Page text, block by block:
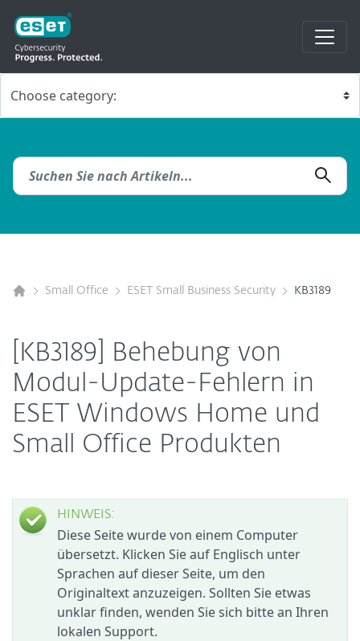
Small Office ESET Small Business Security KB3189
[KB3189] Behebung von
Modul-Update-Fehlern in
ESET Windows Home und
Small Office Produkten
HINWEIS:
Diese Seite wurde von einem Computer
übersetzt. Klicken Sie auf Englisch unter
Sprachen auf dieser Seite, um den
Originaltext anzuzeigen. Sollten Sie etwas
unklar finden, wenden Sie sich bitte an Ihren
lokalen Support.